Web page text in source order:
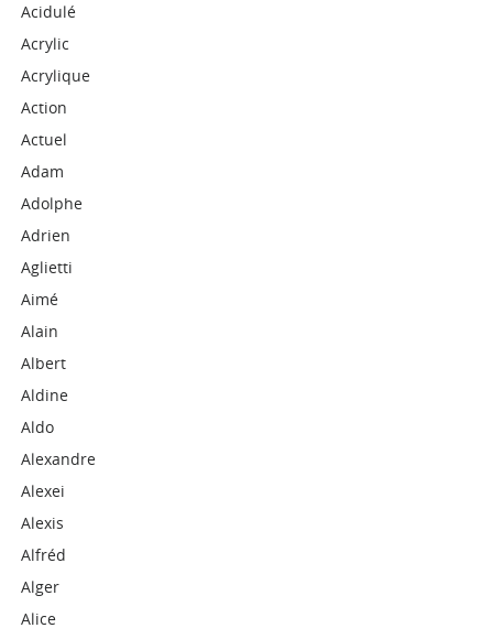
Acidulé
Acrylic
Acrylique
Action
Actuel
Adam
Adolphe
Adrien
Aglietti
Aimé
Alain
Albert
Aldine
Aldo
Alexandre
Alexei
Alexis
Alfréd
Alger
Alice